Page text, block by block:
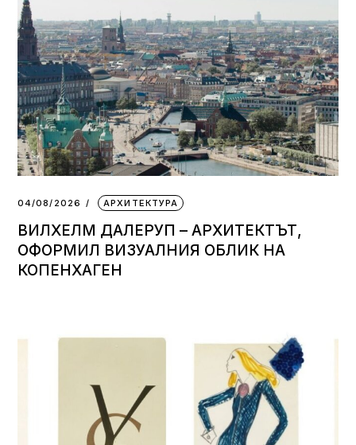
04/08/2026 АРХИТЕКТУРА
ВИЛХЕЛМ ДАЛЕРУП – АРХИТЕКТЪТ,
ОФОРМИЛ ВИЗУАЛНИЯ ОБЛИК НА
КОПЕНХАГЕН